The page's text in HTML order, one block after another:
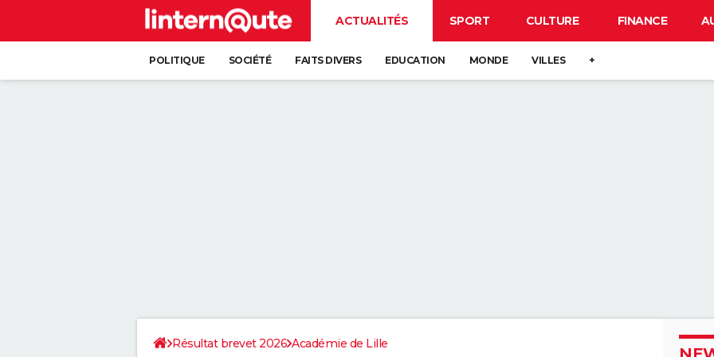
ACTUALITÉS SPORT CULTURE FINANCE
POLITIQUE SOCIÉTÉ FAITS DIVERS EDUCATION MONDE VILLES +
Résultat brevet 2026 Académie de Lille